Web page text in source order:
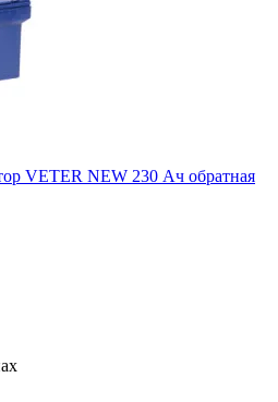
VETER NEW 230 Ач обратная